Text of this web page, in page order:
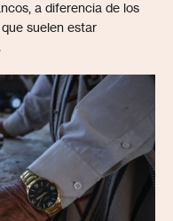
a diferencia de los
suelen estar